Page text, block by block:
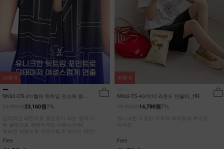
NK62-OS-21/벨비 뒤트임 민소매 원피
7%
23,160원
감각적인 패턴으로 포인트가 되는 원피스!
뒷 슬릿으로 뒤태마저도 사랑스러워!
넥라인 셔링으로 자연스럽게 퍼지는 라인!
Free
리뷰 0
NK62-TS-40/미야 라운드 반팔티_HR
7%
14,790원
유니크한 드로잉 아트와 레터링의 루즈핏
티셔츠
Free
리뷰 0